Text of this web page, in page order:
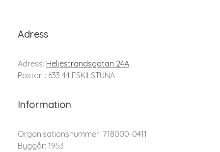
Adress
Adress: Heljestrandsgatan 24A
Postort: 633 44 ESKILSTUNA
Information
Organisationsnummer: 718000-0411
Byggår: 1953